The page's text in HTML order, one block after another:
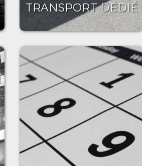
TRANSPORT DÉDIÉ